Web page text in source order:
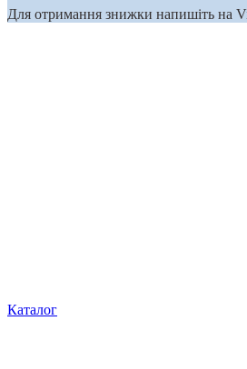
Для отримання знижки напишіть на
Каталог